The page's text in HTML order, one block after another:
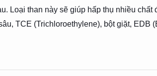
Loại than này sẽ giúp hấp thụ nhiều
TCE (Trichloroethylene), bột giặt, EDB